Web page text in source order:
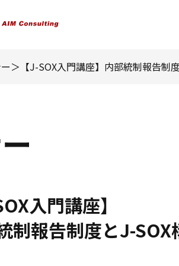
【J-SOX入門講座】内部統制報告制
入門講座】
制報告制度とJ-